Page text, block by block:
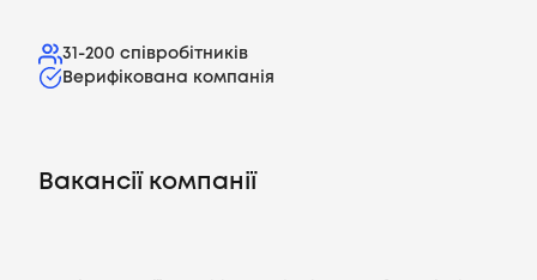
Вакансії
31-200 співробітників
Верифікована компанія
Вакансії компанії